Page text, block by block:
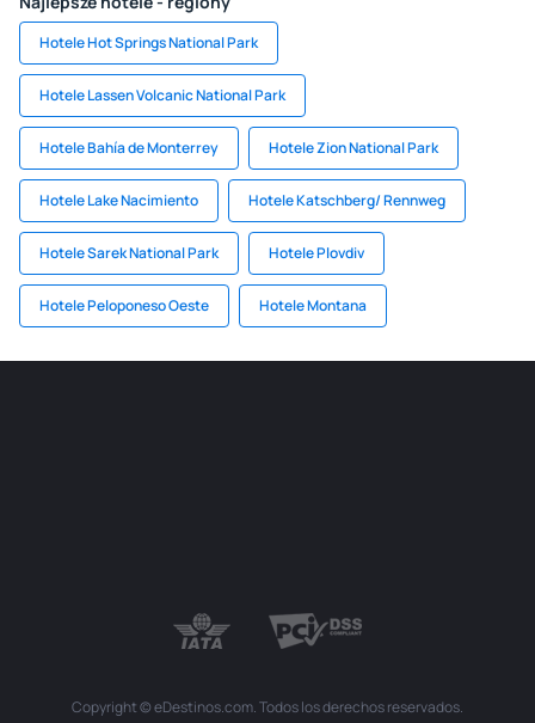
Hotele Hot Springs National Park
Hotele Lassen Volcanic National Park
Hotele Bahía de Monterrey Hotele Zion National Park
Hotele Lake Nacimiento Hotele Katschberg/ Rennweg
Hotele Sarek National Park Hotele Plovdiv
Hotele Peloponeso Oeste Hotele Montana
Copyright © eDestinos.com. Todos los derechos reservados.